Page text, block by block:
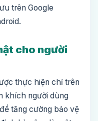
cho người
thực hiện chỉ trên
khích người dùng
tăng cường bảo vệ